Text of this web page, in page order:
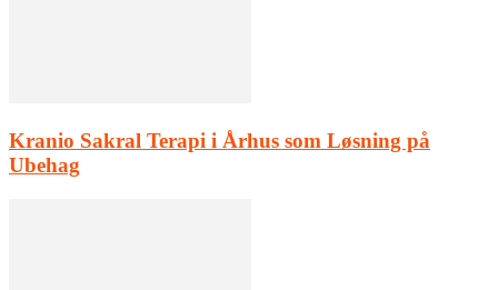
Kranio Sakral Terapi i Århus som Løsning på
Ubehag